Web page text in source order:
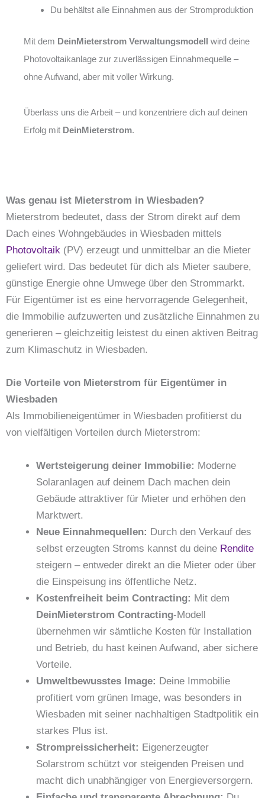
Du behältst alle Einnahmen aus der Stromproduktion
Mit dem DeinMieterstrom Verwaltungsmodell wird deine
Photovoltaikanlage zur zuverlässigen Einnahmequelle –
ohne Aufwand, aber mit voller Wirkung.
Überlass uns die Arbeit – und konzentriere dich auf deinen
Erfolg mit DeinMieterstrom.
Was genau ist Mieterstrom in Wiesbaden?
Mieterstrom bedeutet, dass der Strom direkt auf dem
Dach eines Wohngebäudes in Wiesbaden mittels
Photovoltaik (PV) erzeugt und unmittelbar an die Mieter
geliefert wird. Das bedeutet für dich als Mieter saubere,
günstige Energie ohne Umwege über den Strommarkt.
Für Eigentümer ist es eine hervorragende Gelegenheit,
die Immobilie aufzuwerten und zusätzliche Einnahmen zu
generieren – gleichzeitig leistest du einen aktiven Beitrag
zum Klimaschutz in Wiesbaden.
Die Vorteile von Mieterstrom für Eigentümer in
Wiesbaden
Als Immobilieneigentümer in Wiesbaden profitierst du
von vielfältigen Vorteilen durch Mieterstrom:
Wertsteigerung deiner Immobilie: Moderne
Solaranlagen auf deinem Dach machen dein
Gebäude attraktiver für Mieter und erhöhen den
Marktwert.
Neue Einnahmequellen: Durch den Verkauf des
selbst erzeugten Stroms kannst du deine Rendite
steigern – entweder direkt an die Mieter oder über
die Einspeisung ins öffentliche Netz.
Kostenfreiheit beim Contracting: Mit dem
DeinMieterstrom Contracting-Modell
übernehmen wir sämtliche Kosten für Installation
und Betrieb, du hast keinen Aufwand, aber sichere
Vorteile.
Umweltbewusstes Image: Deine Immobilie
profitiert vom grünen Image, was besonders in
Wiesbaden mit seiner nachhaltigen Stadtpolitik ein
starkes Plus ist.
Strompreissicherheit: Eigenerzeugter
Solarstrom schützt vor steigenden Preisen und
macht dich unabhängiger von Energieversorgern.